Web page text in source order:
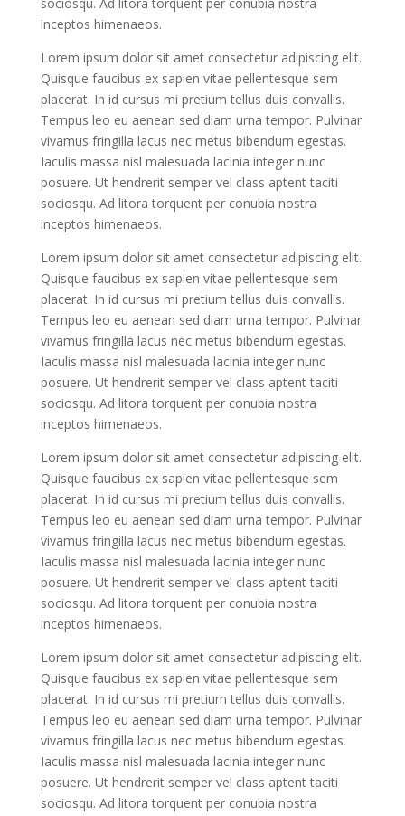
inceptos himenaeos.
Lorem ipsum dolor sit amet consectetur adipiscing elit.
Quisque faucibus ex sapien vitae pellentesque sem
placerat. In id cursus mi pretium tellus duis convallis.
Tempus leo eu aenean sed diam urna tempor. Pulvinar
vivamus fringilla lacus nec metus bibendum egestas.
Iaculis massa nisl malesuada lacinia integer nunc
posuere. Ut hendrerit semper vel class aptent taciti
sociosqu. Ad litora torquent per conubia nostra
inceptos himenaeos.
Lorem ipsum dolor sit amet consectetur adipiscing elit.
Quisque faucibus ex sapien vitae pellentesque sem
placerat. In id cursus mi pretium tellus duis convallis.
Tempus leo eu aenean sed diam urna tempor. Pulvinar
vivamus fringilla lacus nec metus bibendum egestas.
Iaculis massa nisl malesuada lacinia integer nunc
posuere. Ut hendrerit semper vel class aptent taciti
sociosqu. Ad litora torquent per conubia nostra
inceptos himenaeos.
Lorem ipsum dolor sit amet consectetur adipiscing elit.
Quisque faucibus ex sapien vitae pellentesque sem
placerat. In id cursus mi pretium tellus duis convallis.
Tempus leo eu aenean sed diam urna tempor. Pulvinar
vivamus fringilla lacus nec metus bibendum egestas.
Iaculis massa nisl malesuada lacinia integer nunc
posuere. Ut hendrerit semper vel class aptent taciti
sociosqu. Ad litora torquent per conubia nostra
inceptos himenaeos.
Lorem ipsum dolor sit amet consectetur adipiscing elit.
Quisque faucibus ex sapien vitae pellentesque sem
placerat. In id cursus mi pretium tellus duis convallis.
Tempus leo eu aenean sed diam urna tempor. Pulvinar
vivamus fringilla lacus nec metus bibendum egestas.
Iaculis massa nisl malesuada lacinia integer nunc
posuere. Ut hendrerit semper vel class aptent taciti
sociosqu. Ad litora torquent per conubia nostra